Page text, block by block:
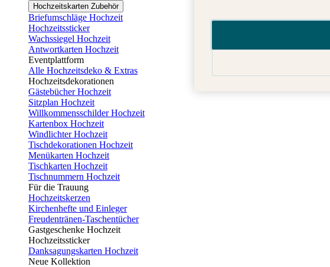
Hochzeitskarten Zubehör
Briefumschläge Hochzeit
Hochzeitssticker
Wachssiegel Hochzeit
Antwortkarten Hochzeit
Eventplattform
Alle Hochzeitsdeko & Extras
Hochzeitsdekorationen
Gästebücher Hochzeit
Sitzplan Hochzeit
Willkommensschilder Hochzeit
Kartenbox Hochzeit
Windlichter Hochzeit
Tischdekorationen Hochzeit
Menükarten Hochzeit
Tischkarten Hochzeit
Tischnummern Hochzeit
Für die Trauung
Hochzeitskerzen
Kirchenhefte und Einleger
Freudentränen-Taschentücher
Gastgeschenke Hochzeit
Hochzeitssticker
Danksagungskarten Hochzeit
Neue Kollektion